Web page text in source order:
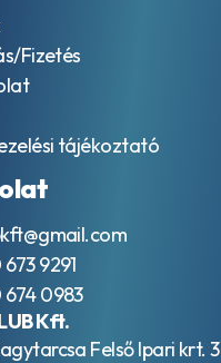
Fizetés
tájékoztató
9291
674 0983
Kft.
Felső Ipari krt. 3